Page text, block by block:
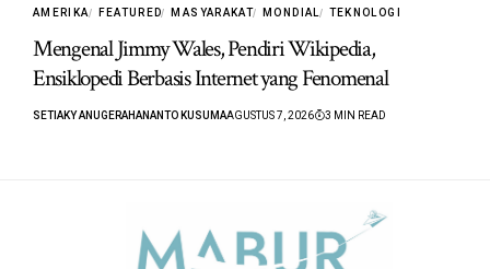
AMERIKA FEATURED MASYARAKAT MONDIAL TEKNOLOGI
Mengenal Jimmy Wales, Pendiri Wikipedia,
Ensiklopedi Berbasis Internet yang Fenomenal
SETIAKY ANUGERAHANANTO KUSUMAAGUSTUS 7, 2026 3 MIN READ